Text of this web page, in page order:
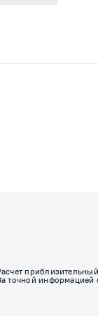
точной информацией